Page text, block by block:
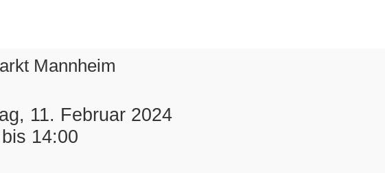
Mannheim
11. Februar 2024
14:00